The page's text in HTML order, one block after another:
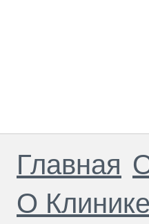
Главная
О Клинике